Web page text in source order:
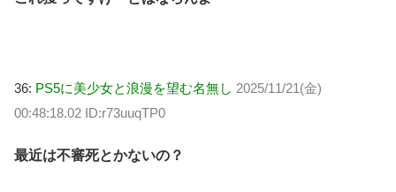
36: PS5に美少女と浪漫を望む名無し 2025/11/21(金)
00:48:18.02 ID:r73uuqTP0
最近は不審死とかないの？